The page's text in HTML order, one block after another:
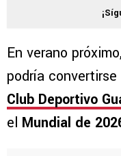
En verano próximo,
podría
Club Deportivo
el Mundial de